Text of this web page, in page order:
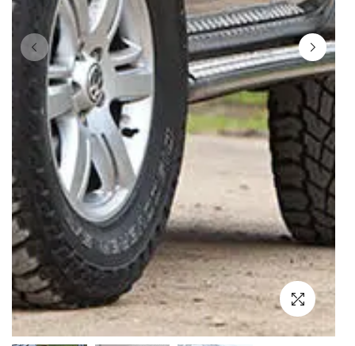
Войти
Выбор языка
Выбор валюты